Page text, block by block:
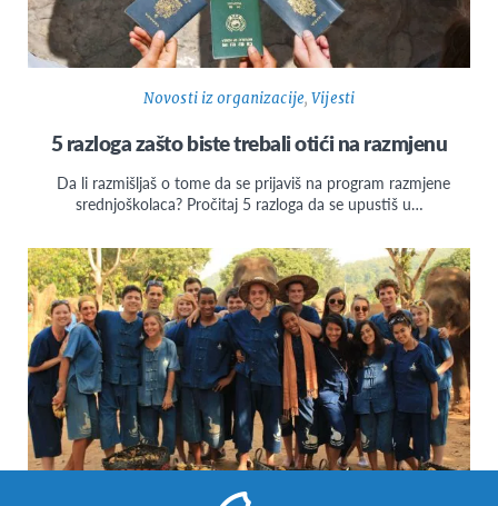
Novosti iz organizacije,Vijesti
5 razloga zašto biste trebali otići na razmjenu
Da li razmišljaš o tome da se prijaviš na program razmjene
srednjoškolaca? Pročitaj 5 razloga da se upustiš u…